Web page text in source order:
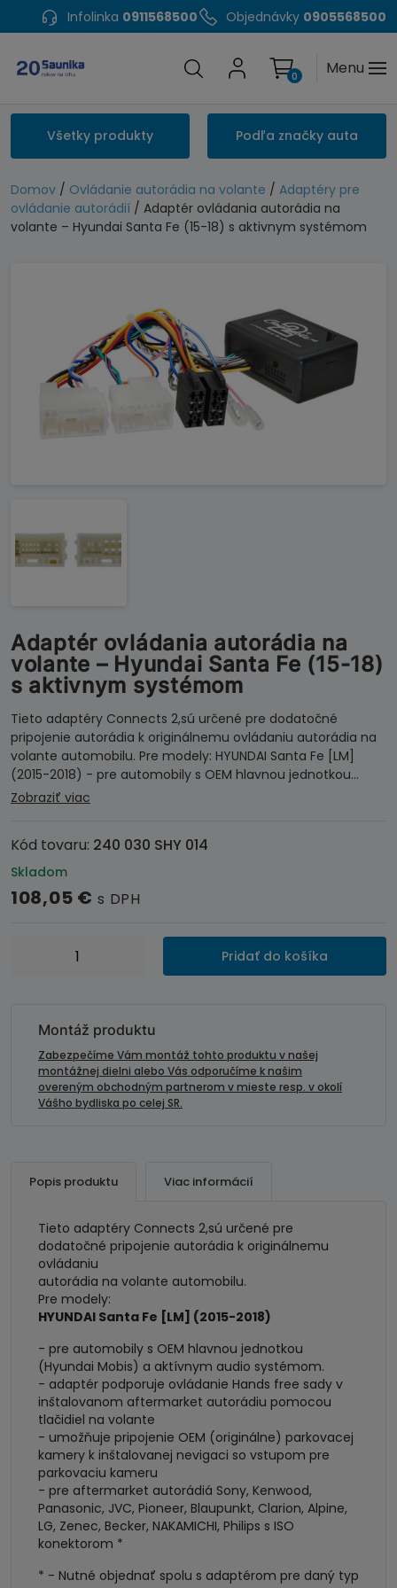
Infolinka 0911568500 Objednávky 0905568500
Menu
0
Všetky produkty Podľa značky auta
Domov / Ovládanie autorádia na volante / Adaptéry pre
ovládanie autorádií / Adaptér ovládania autorádia na
volante – Hyundai Santa Fe (15-18) s aktivnym systémom
Adaptér ovládania autorádia na
volante – Hyundai Santa Fe (15-18)
s aktivnym systémom
Tieto adaptéry Connects 2,sú určené pre dodatočné
pripojenie autorádia k originálnemu ovládaniu autorádia na
volante automobilu. Pre modely: HYUNDAI Santa Fe [LM]
(2015-2018) - pre automobily s OEM hlavnou jednotkou…
Zobraziť viac
Kód tovaru: 240 030 SHY 014
Skladom
108,05 € s DPH
množstvo
volante
Hyundai
aktivnym
systémom
Pridať do košíka
Montáž produktu
Zabezpečíme Vám montáž tohto produktu v našej
montážnej dielni alebo Vás odporučíme k našim
overeným obchodným partnerom v mieste resp. v okolí
Vášho bydliska po celej SR.
Popis produktu Viac informácií
Tieto adaptéry Connects 2,sú určené pre
dodatočné pripojenie autorádia k originálnemu
ovládaniu
autorádia na volante automobilu.
Pre modely:
HYUNDAI Santa Fe [LM] (2015-2018)
- pre automobily s OEM hlavnou jednotkou
(Hyundai Mobis) a aktívnym audio systémom.
- adaptér podporuje ovládanie Hands free sady v
inštalovanom aftermarket autorádiu pomocou
tlačidiel na volante
- umožňuje pripojenie OEM (originálne) parkovacej
kamery k inštalovanej nevigaci so vstupom pre
parkovaciu kameru
- pre aftermarket autorádiá Sony, Kenwood,
Panasonic, JVC, Pioneer, Blaupunkt, Clarion, Alpine,
LG, Zenec, Becker, NAKAMICHI, Philips s ISO
konektorom *
* - Nutné objednať spolu s adaptérom pre daný typ